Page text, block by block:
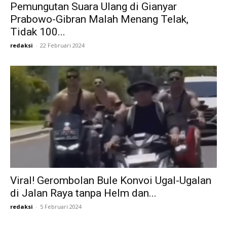
Pemungutan Suara Ulang di Gianyar
Prabowo-Gibran Malah Menang Telak,
Tidak 100...
redaksi - 22 Februari 2024
Viral! Gerombolan Bule Konvoi Ugal-Ugalan
di Jalan Raya tanpa Helm dan...
redaksi - 5 Februari 2024